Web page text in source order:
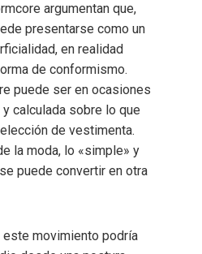
argumentan que,
presentarse como un
en realidad
de conformismo.
puede ser en ocasiones
calculada sobre lo que
de vestimenta.
la moda, lo «simple» y
puede convertir en otra
movimiento podría